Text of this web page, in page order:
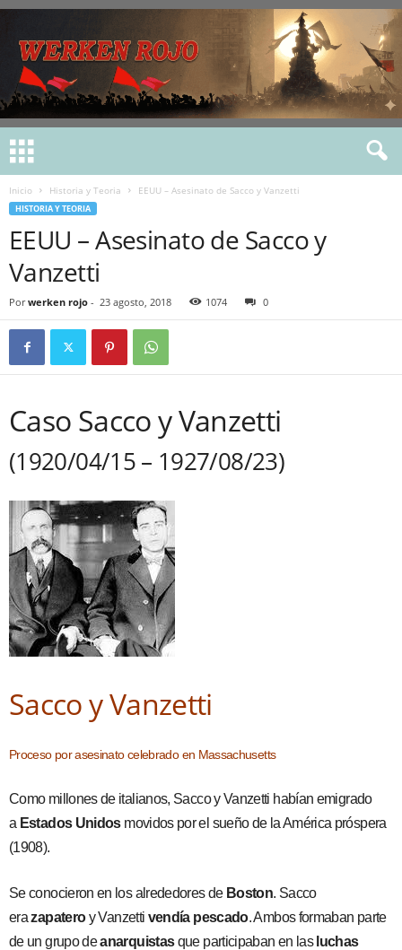
Inicio Historia y Teoria EEUU – Asesinato de Sacco y Vanzetti
HISTORIA Y TEORIA
EEUU – Asesinato de Sacco y
Vanzetti
Por werken rojo - 23 agosto, 2018 1074 0
Caso Sacco y Vanzetti
(1920/04/15 – 1927/08/23)
Sacco y Vanzetti
Proceso por asesinato celebrado en Massachusetts
Como millones de italianos, Sacco y Vanzetti habían emigrado
a Estados Unidosmovidos por el sueño de la América próspera
(1908).
Se conocieron en los alrededores de Boston. Sacco
erazapateroy Vanzetti vendía pescado. Ambos formaban parte
de un grupo deanarquistasque participaban en las luchas